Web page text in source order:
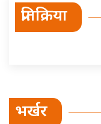
प्रतिक्रिया
भर्खर